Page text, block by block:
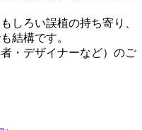
しろい誤植の持ち寄り、
結構です。
・デザイナーなど）のご